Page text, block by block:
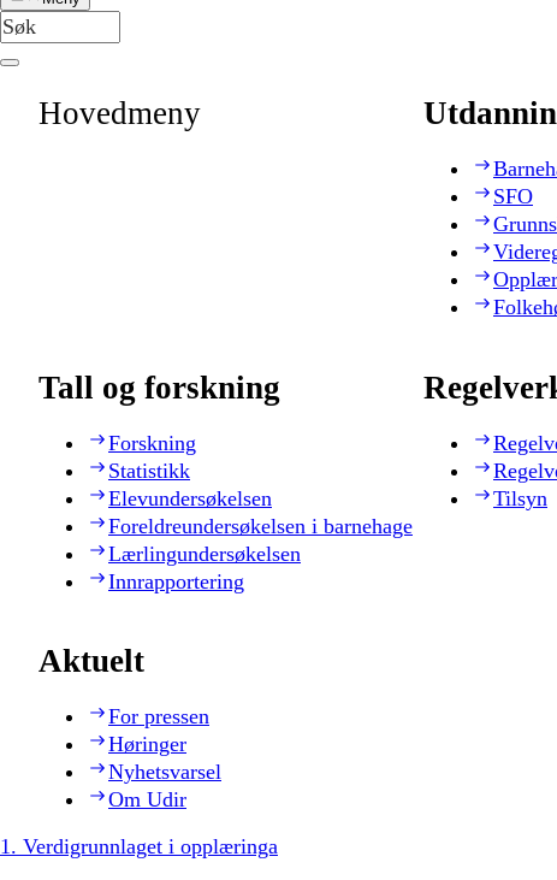
Hovedmeny
SFO
Tall og forskning
Forskning
Statistikk
Elevundersøkelsen
Foreldreundersøkelsen i barnehage
Lærlingundersøkelsen
Innrapportering
Tilsyn
Aktuelt
For pressen
Høringer
Nyhetsvarsel
Om Udir
1. Verdigrunnlaget i opplæringa